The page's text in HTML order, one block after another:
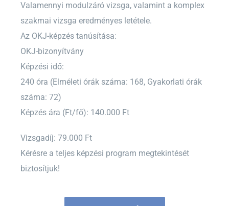
Valamennyi modulzáró vizsga, valamint a komplex
szakmai vizsga eredményes letétele.
Az OKJ-képzés tanúsítása:
OKJ-bizonyítvány
Képzési idő:
240 óra (Elméleti órák száma: 168, Gyakorlati órák
száma: 72)
Képzés ára (Ft/fő): 140.000 Ft
Vizsgadíj: 79.000 Ft
Kérésre a teljes képzési program megtekintését
biztosítjuk!